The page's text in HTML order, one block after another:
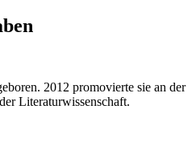
2012 promovierte sie an der
Literaturwissenschaft.